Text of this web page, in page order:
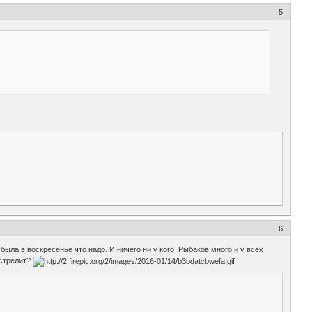
5
6
в воскресенье что надо. И ничего ни у кого. Рыбаков много и у всех